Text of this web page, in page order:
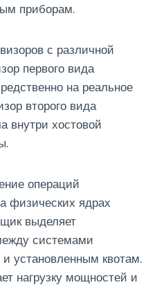
приборам.
с различной
первого вида
на реальное
второго вида
внутри хостовой
операций
физических ядрах
выделяет
системами
установленным квотам.
нагрузку мощностей и